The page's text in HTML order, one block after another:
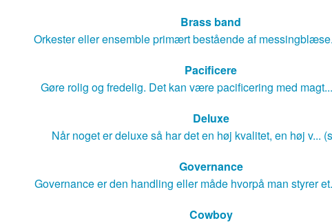
Brass band
Orkester eller ensemble primært bestående af
Pacificere
Gøre rolig og fredelig. Det kan være pacificering med
Deluxe
Når noget er deluxe så har det en høj kvalitet, en høj v...
Governance
Governance er den handling eller måde hvorpå man styrer
Cowboy